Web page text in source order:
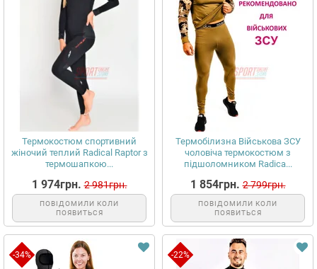
Термокостюм спортивний
жіночий теплий Radical Raptor з
термошапкою...
1 974грн. 2 981грн.
ПОВІДОМИЛИ КОЛИ
ПОЯВИТЬСЯ
Термобілизна Військова ЗСУ
чоловіча термокостюм з
підшоломником Radica...
1 854грн. 2 799грн.
ПОВІДОМИЛИ КОЛИ
ПОЯВИТЬСЯ
-34% -22%